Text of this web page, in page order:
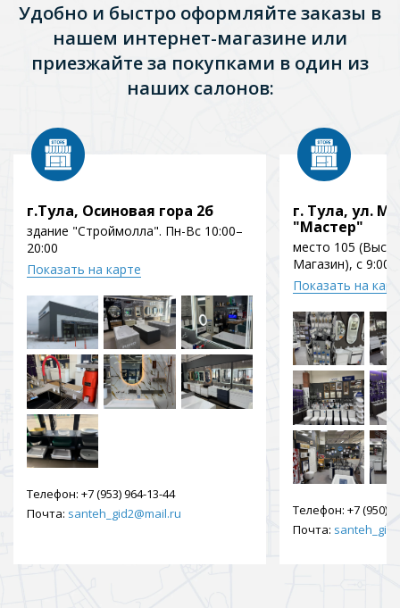
Удобно и быстро оформляйте заказы в
нашем интернет-магазине или
приезжайте за покупками в один из
наших салонов:
г.Тула, Осиновая гора 2б
здание "Строймолла". Пн-Вс 10:00–
20:00
Показать на карте
Телефон: +7 (953) 964-13-44
Почта: santeh_gid2@mail.ru
г. Тула, ул.
"Мастер"
место 105
Магазин), с 9:00
Показать на
Телефон: +7 (950)
Почта: